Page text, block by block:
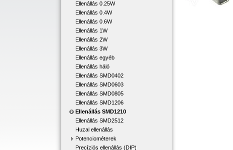
Ellenállás 0.25W
Ellenállás 0.4W
Ellenállás 0.6W
Ellenállás 1W
Ellenállás 2W
Ellenállás 3W
Ellenállás egyéb
Ellenállás háló
Ellenállás SMD0402
Ellenállás SMD0603
Ellenállás SMD0805
Ellenállás SMD1206
Ellenállás SMD1210
Ellenállás SMD2512
Huzal ellenállás
Potenciométerek
Precíziós ellenállás (DIP)